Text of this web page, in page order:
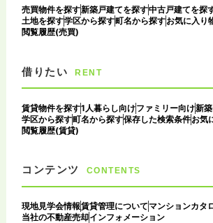
売買物件を探す新築戸建てを探す中古戸建てを探
土地を探す学区から探す町名から探すお気に入り
閲覧履歴(売買)
借りたい RENT
賃貸物件を探す1人暮らし向けファミリー向け新
学区から探す町名から探す保存した検索条件お気
閲覧履歴(賃貸)
コンテンツ CONTENTS
現地見学会情報賃貸管理について マンションカタ
当社の不動産売却インフォメーション